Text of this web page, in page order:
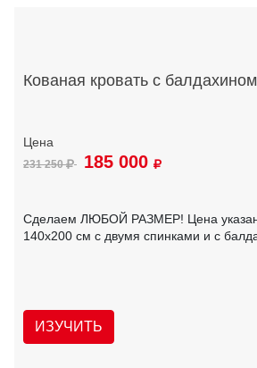
Кованая кровать с
231 250 185 000
Сделаем ЛЮБОЙ РАЗМЕР! Цена
140х200 см с двумя спинками и с
ИЗУЧИТЬ